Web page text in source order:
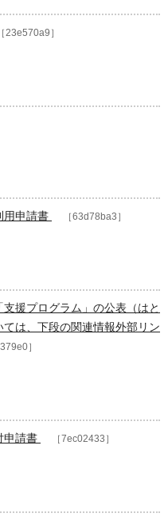
［23e570a9］
用申請書 ［63d78ba3］
支援プログラム」の公表（はと
は、下段の関連情報外部リン
］
申請書 ［7ec02433］